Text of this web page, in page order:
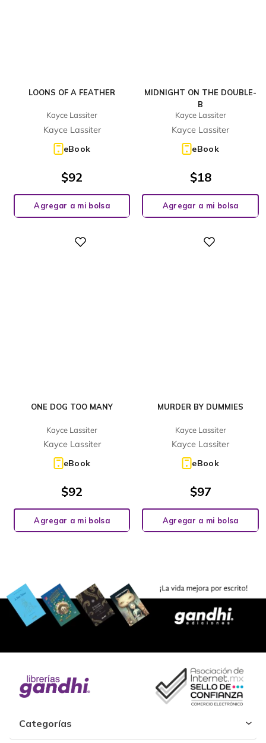
LOONS OF A FEATHER
Kayce Lassiter
Kayce Lassiter
eBook
$92
Agregar a mi bolsa
MIDNIGHT ON THE DOUBLE-
B
Kayce Lassiter
Kayce Lassiter
eBook
$18
Agregar a mi bolsa
ONE DOG TOO MANY
Kayce Lassiter
Kayce Lassiter
eBook
$92
Agregar a mi bolsa
MURDER BY DUMMIES
Kayce Lassiter
Kayce Lassiter
eBook
$97
Agregar a mi bolsa
Categorías